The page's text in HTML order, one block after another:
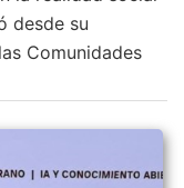
desde su
Comunidades